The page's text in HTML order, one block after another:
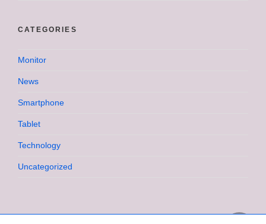
CATEGORIES
Monitor
News
Smartphone
Tablet
Technology
Uncategorized